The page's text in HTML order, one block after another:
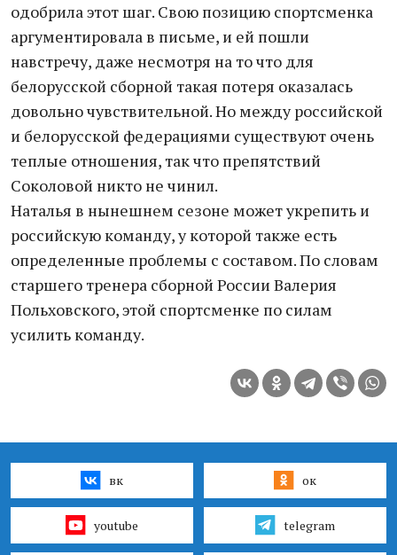
одобрила этот шаг. Свою позицию спортсменка
аргументировала в письме, и ей пошли
навстречу, даже несмотря на то что для
белорусской сборной такая потеря оказалась
довольно чувствительной. Но между российской
и белорусской федерациями существуют очень
теплые отношения, так что препятствий
Соколовой никто не чинил.
Наталья в нынешнем сезоне может укрепить и
российскую команду, у которой также есть
определенные проблемы с составом. По словам
старшего тренера сборной России Валерия
Польховского, этой спортсменке по силам
усилить команду.
вк ок
youtube telegram